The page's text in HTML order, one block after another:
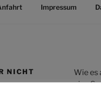
Impressum
NICHT
Wie es
eine